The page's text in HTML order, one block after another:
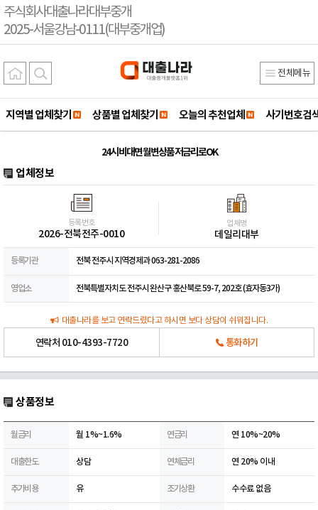
주식회사대출나라대부중개
2025-서울강남-0111(대부중개업)
전체메뉴
지역별 업체찾기 상품별 업체찾기 오늘의 추천업체 사기번호검
24시 비대면 월변상품 저금리로OK
업체정보
등록번호
2026-전북전주-0010
업체명
데일리대부
등록기관 전북 전주시 지역경제과 063-281-2086
영업소 전북특별자치도 전주시 완산구 홍산북로 59-7, 202호 (효자동3가)
대출나라를 보고 연락드렸다고 하시면 보다 상담이 쉬워집니다.
연락처 010-4393-7720 통화하기
상품정보
월금리 월 1%~1.6% 연금리 연 10%~20%
대출한도 상담 연체금리 연 20% 이내
추가비용 유 조기상환 수수료 없음